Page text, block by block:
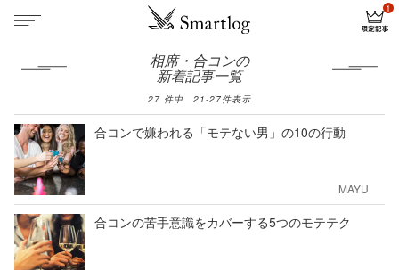
相席・合コンの
新着記事一覧
27 件中 21-27件表示
合コンで嫌われる「モテない男」の10の行動
MAYU
合コンの苦手意識をカバーする5つのモテテク